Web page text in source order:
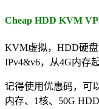
Cheap HDD KVM
KVM虚拟，HDD硬盘
IPv4&v6，从4G内存
记得使用优惠码，可
内存、1核、50G